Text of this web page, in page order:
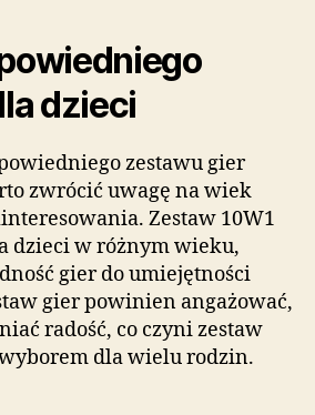
dzieci
zestawu gier
zwrócić uwagę na wiek
Zestaw 10W1
dzieci w różnym wieku,
gier do umiejętności
gier powinien angażować,
radość, co czyni zestaw
dla wielu rodzin.